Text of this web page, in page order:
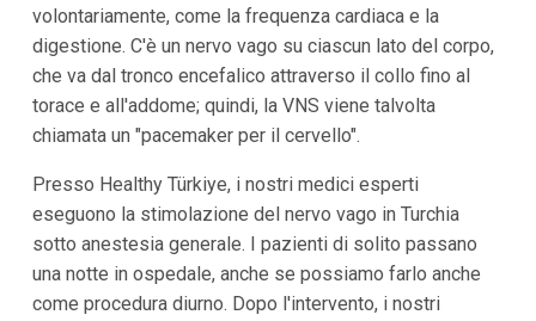
volontariamente, come la frequenza cardiaca e la
digestione. C'è un nervo vago su ciascun lato del corpo,
che va dal tronco encefalico attraverso il collo fino al
torace e all'addome; quindi, la VNS viene talvolta
chiamata un "pacemaker per il cervello".
Presso Healthy Türkiye, i nostri medici esperti
eseguono la stimolazione del nervo vago in Turchia
sotto anestesia generale. I pazienti di solito passano
una notte in ospedale, anche se possiamo farlo anche
come procedura diurno. Dopo l'intervento, i nostri